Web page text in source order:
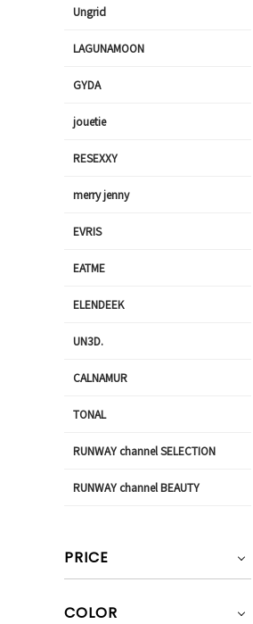
Ungrid
LAGUNAMOON
GYDA
jouetie
RESEXXY
merry jenny
EVRIS
EATME
ELENDEEK
UN3D.
CALNAMUR
TONAL
RUNWAY channel SELECTION
RUNWAY channel BEAUTY
PRICE
COLOR